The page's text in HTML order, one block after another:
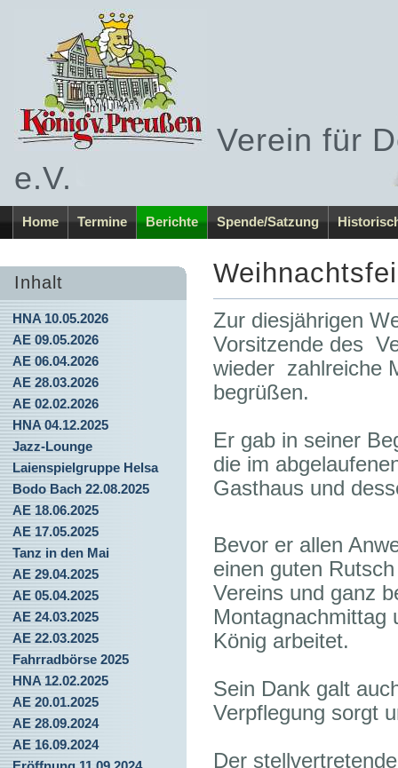
Verein für
e.V.
Home Termine Berichte Spende/Satzung
Inhalt
HNA 10.05.2026
AE 09.05.2026
AE 06.04.2026
AE 28.03.2026
AE 02.02.2026
HNA 04.12.2025
Jazz-Lounge
Laienspielgruppe Helsa
Bodo Bach 22.08.2025
AE 18.06.2025
AE 17.05.2025
Tanz in den Mai
AE 29.04.2025
AE 05.04.2025
AE 24.03.2025
AE 22.03.2025
Fahrradbörse 2025
HNA 12.02.2025
AE 20.01.2025
AE 28.09.2024
AE 16.09.2024
Zur diesjährigen
Vorsitzende des
wieder zahlreiche
begrüßen.
Er gab in seiner
die im
Gasthaus und
Bevor er allen
einen guten
Vereins und ganz
Montagnachmittag
König arbeitet.
Sein Dank galt
Verpflegung sorgt
Der